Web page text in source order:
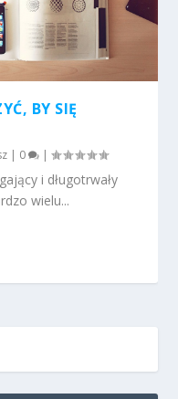
BY SIĘ
| 0 |
i długotrwały
wielu...